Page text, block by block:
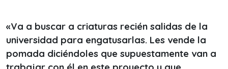
«Va a buscar a criaturas recién salidas de la
universidad para engatusarlas. Les vende la
pomada diciéndoles que supuestamente van a